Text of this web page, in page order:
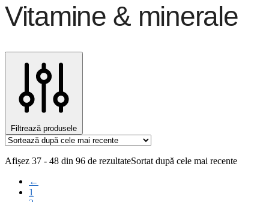
Vitamine & minerale
Filtrează produsele
Afișez 37 - 48 din 96 de rezultateSortat după cele mai recente
←
1